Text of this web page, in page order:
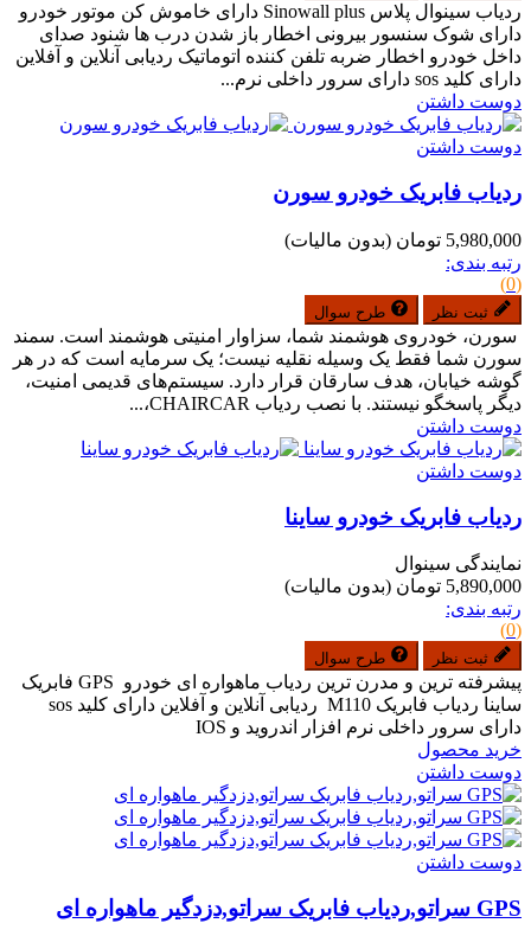
ردیاب سینوال پلاس Sinowall plus دارای خاموش کن موتور خودرو
دارای شوک سنسور بیرونی اخطار باز شدن درب ها شنود صدای
داخل خودرو اخطار ضربه تلفن کننده اتوماتیک ردیابی آنلاین و آفلاین
دارای کلید sos دارای سرور داخلی نرم...
دوست داشتن
دوست داشتن
ردیاب فابریک خودرو سورن
5,980,000 تومان
(بدون مالیات)
رتبه بندی:
(0)
ثبت نظر طرح سوال
سورن، خودروی هوشمند شما، سزاوار امنیتی هوشمند است. سمند
سورن شما فقط یک وسیله نقلیه نیست؛ یک سرمایه است که در هر
گوشه خیابان، هدف سارقان قرار دارد. سیستم‌های قدیمی امنیت،
دیگر پاسخگو نیستند. با نصب ردیاب CHAIRCAR،...
دوست داشتن
دوست داشتن
ردیاب فابریک خودرو ساینا
نمایندگی سینوال
5,890,000 تومان
(بدون مالیات)
رتبه بندی:
(0)
ثبت نظر طرح سوال
پیشرفته ترین و مدرن ترین ردیاب ماهواره ای خودرو GPS فابریک
ساینا ردیاب فابریک M110 ردیابی آنلاین و آفلاین دارای کلید sos
دارای سرور داخلی نرم افزار اندروید و IOS
خرید محصول
دوست داشتن
دوست داشتن
GPS سراتو,ردیاب فابریک سراتو,دزدگیر ماهواره ای